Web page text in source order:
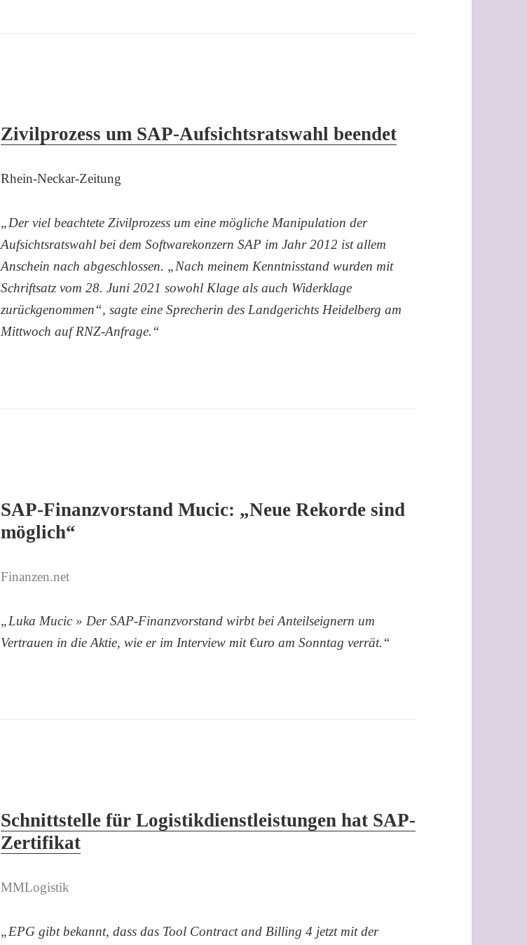
Zivilprozess um SAP-Aufsichtsratswahl beendet
Rhein-Neckar-Zeitung
„Der viel beachtete Zivilprozess um eine mögliche Manipulation der
Aufsichtsratswahl bei dem Softwarekonzern SAP im Jahr 2012 ist allem
Anschein nach abgeschlossen. „Nach meinem Kenntnisstand wurden mit
Schriftsatz vom 28. Juni 2021 sowohl Klage als auch Widerklage
zurückgenommen“, sagte eine Sprecherin des Landgerichts Heidelberg am
Mittwoch auf RNZ-Anfrage.“
SAP-Finanzvorstand Mucic: „Neue Rekorde sind
möglich“
Finanzen.net
„Luka Mucic » Der SAP-Finanzvorstand wirbt bei Anteilseignern um
Vertrauen in die Aktie, wie er im Interview mit €uro am Sonntag verrät.“
Schnittstelle für Logistikdienstleistungen hat SAP-
Zertifikat
MMLogistik
„EPG gibt bekannt, dass das Tool Contract and Billing 4 jetzt mit der